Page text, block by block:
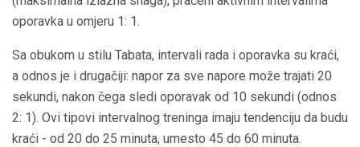
oporavka u omjeru 1: 1.
Sa obukom u stilu Tabata, intervali rada i oporavka su kraći,
a odnos je i drugačiji: napor za sve napore može trajati 20
sekundi, nakon čega sledi oporavak od 10 sekundi (odnos
2: 1). Ovi tipovi intervalnog treninga imaju tendenciju da budu
kraći - od 20 do 25 minuta, umesto 45 do 60 minuta.